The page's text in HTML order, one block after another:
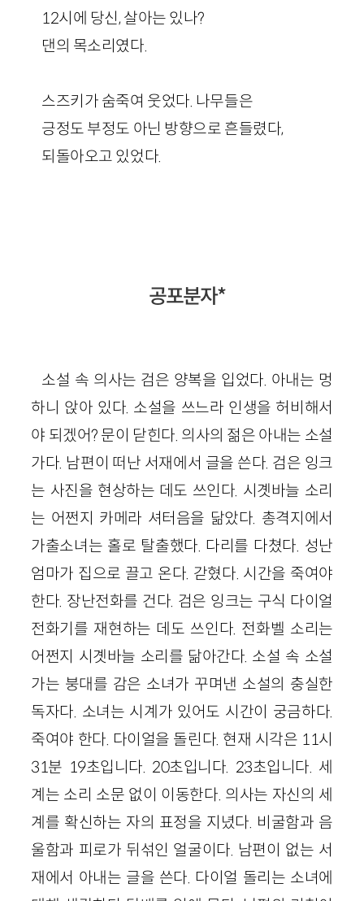
12시에 당신, 살아는 있나?
댄의 목소리였다.
스즈키가 숨죽여 웃었다. 나무들은
긍정도 부정도 아닌 방향으로 흔들렸다,
되돌아오고 있었다.
공포분자*
소설 속 의사는 검은 양복을 입었다. 아내는 멍
하니 앉아 있다. 소설을 쓰느라 인생을 허비해서
야 되겠어? 문이 닫힌다. 의사의 젊은 아내는 소설
가다. 남편이 떠난 서재에서 글을 쓴다. 검은 잉크
는 사진을 현상하는 데도 쓰인다. 시곗바늘 소리
는 어쩐지 카메라 셔터음을 닮았다. 총격지에서
가출소녀는 홀로 탈출했다. 다리를 다쳤다. 성난
엄마가 집으로 끌고 온다. 갇혔다. 시간을 죽여야
한다. 장난전화를 건다. 검은 잉크는 구식 다이얼
전화기를 재현하는 데도 쓰인다. 전화벨 소리는
어쩐지 시곗바늘 소리를 닮아간다. 소설 속 소설
가는 붕대를 감은 소녀가 꾸며낸 소설의 충실한
독자다. 소녀는 시계가 있어도 시간이 궁금하다.
죽여야 한다. 다이얼을 돌린다. 현재 시각은 11시
31분 19초입니다. 20초입니다. 23초입니다. 세
계는 소리 소문 없이 이동한다. 의사는 자신의 세
계를 확신하는 자의 표정을 지녔다. 비굴함과 음
울함과 피로가 뒤섞인 얼굴이다. 남편이 없는 서
재에서 아내는 글을 쓴다. 다이얼 돌리는 소녀에